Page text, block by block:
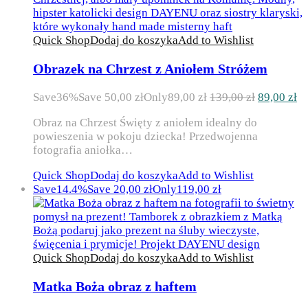
Quick ShopDodaj do koszykaAdd to Wishlist
Obrazek na Chrzest z Aniołem Stróżem
Save36%Save 50,00 złOnly89,00 zł 139,00zł Pierwotna
89,00 zł
Obraz na Chrzest Święty z aniołem idealny do
powieszenia w pokoju dziecka! Przedwojenna
fotografia aniołka…
Quick ShopDodaj do koszykaAdd to Wishlist
Save14.4%Save 20,00 złOnly119,00 zł
Quick ShopDodaj do koszykaAdd to Wishlist
Matka Boża obraz z haftem